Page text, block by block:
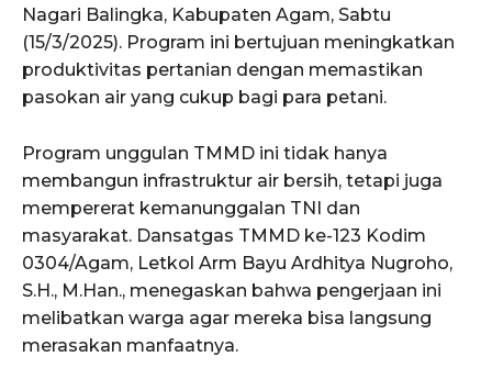
Nagari Balingka, Kabupaten Agam, Sabtu
(15/3/2025). Program ini bertujuan meningkatkan
produktivitas pertanian dengan memastikan
pasokan air yang cukup bagi para petani.
Program unggulan TMMD ini tidak hanya
membangun infrastruktur air bersih, tetapi juga
mempererat kemanunggalan TNI dan
masyarakat. Dansatgas TMMD ke-123 Kodim
0304/Agam, Letkol Arm Bayu Ardhitya Nugroho,
S.H., M.Han., menegaskan bahwa pengerjaan ini
melibatkan warga agar mereka bisa langsung
merasakan manfaatnya.